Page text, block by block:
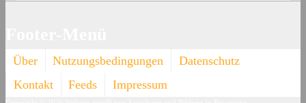
Über Nutzungsbedingungen
Datenschutz
Kontakt
Feeds Impressum